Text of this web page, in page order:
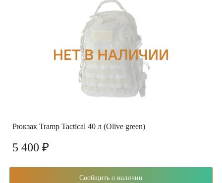
Рюкзак Tramp Tactical 40 л (Olive green)
5 400 ₽
Сообщить о наличии